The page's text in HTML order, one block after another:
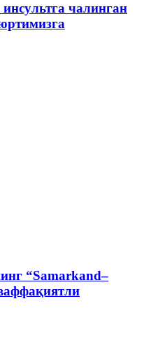
чалинган
“Samarkand–